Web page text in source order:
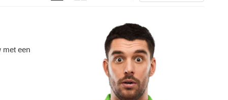
met een